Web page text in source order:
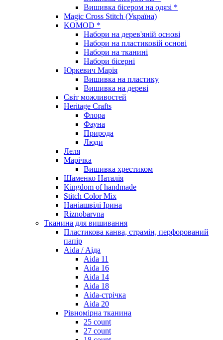
Вишивка бісером на одязі *
Magic Cross Stitch (Україна)
KOMOD *
Набори на дерев'яній основі
Набори на пластиковій основі
Набори на тканині
Набори бісерні
Юркевич Марія
Вишивка на пластику
Вишивка на дереві
Світ можливостей
Heritage Crafts
Флора
Фауна
Природа
Люди
Леля
Марічка
Вишивка хрестиком
Шаменко Наталія
Kingdom of handmade
Stitch Color Mix
Наніашвілі Ірина
Riznobarvna
Тканина для вишивання
Пластикова канва, страмін, перфорований
папір
Aida / Аіда
Aida 11
Aida 16
Aida 14
Aida 18
Aida-стрічка
Aida 20
Рівномірна тканина
25 count
27 count